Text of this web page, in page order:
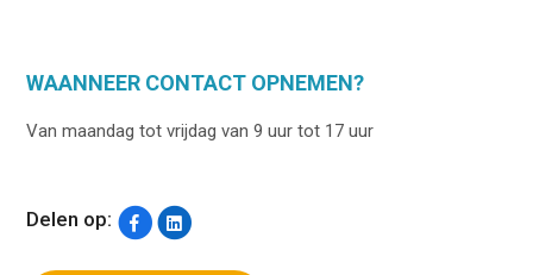
WAANNEER CONTACT OPNEMEN?
Van maandag tot vrijdag van 9 uur tot 17 uur
Delen op: